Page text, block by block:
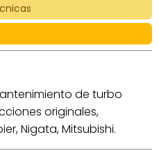
de turbo
originales,
Nigata, Mitsubishi.